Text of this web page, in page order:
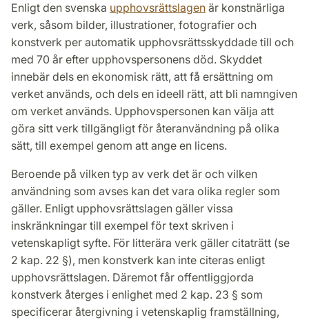
Enligt den svenska upphovsrättslagen är konstnärliga
verk, såsom bilder, illustrationer, fotografier och
konstverk per automatik upphovsrättsskyddade till och
med 70 år efter upphovspersonens död. Skyddet
innebär dels en ekonomisk rätt, att få ersättning om
verket används, och dels en ideell rätt, att bli namngiven
om verket används. Upphovspersonen kan välja att
göra sitt verk tillgängligt för återanvändning på olika
sätt, till exempel genom att ange en licens.
Beroende på vilken typ av verk det är och vilken
användning som avses kan det vara olika regler som
gäller. Enligt upphovsrättslagen gäller vissa
inskränkningar till exempel för text skriven i
vetenskapligt syfte. För litterära verk gäller citaträtt (se
2 kap. 22 §), men konstverk kan inte citeras enligt
upphovsrättslagen. Däremot får offentliggjorda
konstverk återges i enlighet med 2 kap. 23 § som
specificerar återgivning i vetenskaplig framställning,